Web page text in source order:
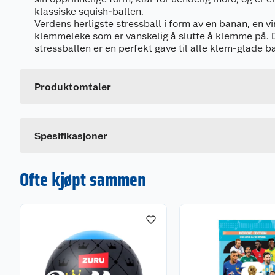
klassiske squish-ballen.
Verdens herligste stressball i form av en banan, en
klemmeleke som er vanskelig å slutte å klemme på.
stressballen er en perfekt gave til alle klem-glade
Produktomtaler
Spesifikasjoner
Generelt
Leverandørens artikkelnummer
Ofte kjøpt sammen